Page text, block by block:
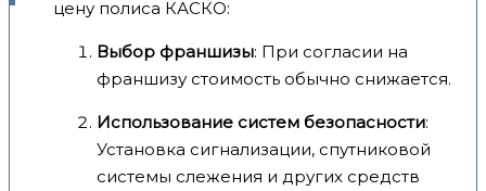
цену полиса КАСКО:
Выбор франшизы: При согласии на
франшизу стоимость обычно снижается.
Использование систем безопасности:
Установка сигнализации, спутниковой
системы слежения и других средств